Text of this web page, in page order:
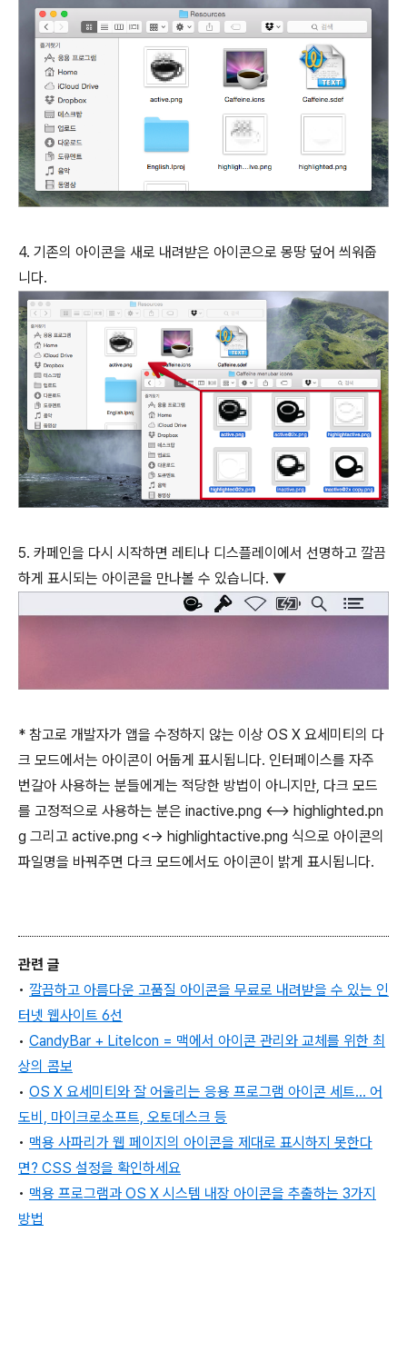
4. 기존의 아이콘을 새로 내려받은 아이콘으로 몽땅 덮어 씌워줍
니다.
5. 카페인을 다시 시작하면 레티나 디스플레이에서 선명하고 깔끔
하게 표시되는 아이콘을 만나볼 수 있습니다. ▼
* 참고로 개발자가 앱을 수정하지 않는 이상 OS X 요세미티의 다
크 모드에서는 아이콘이 어둡게 표시됩니다. 인터페이스를 자주
번갈아 사용하는 분들에게는 적당한 방법이 아니지만, 다크 모드
를 고정적으로 사용하는 분은 inactive.png ⟷ highlighted.pn
g 그리고 active.png <-> highlightactive.png 식으로 아이콘의
파일명을 바꿔주면 다크 모드에서도 아이콘이 밝게 표시됩니다.
관련 글
• 깔끔하고 아름다운 고품질 아이콘을 무료로 내려받을 수 있는 인
터넷 웹사이트 6선
• CandyBar + LiteIcon = 맥에서 아이콘 관리와 교체를 위한 최
상의 콤보
• OS X 요세미티와 잘 어울리는 응용 프로그램 아이콘 세트... 어
도비, 마이크로소프트, 오토데스크 등
• 맥용 사파리가 웹 페이지의 아이콘을 제대로 표시하지 못한다
면? CSS 설정을 확인하세요
• 맥용 프로그램과 OS X 시스템 내장 아이콘을 추출하는 3가지
방법